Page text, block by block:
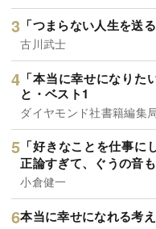
「つまらない人生を送
古川武士
「本当に幸せになり
と・ベスト1
ダイヤモンド社書籍編集
「好きなことを仕事
正論すぎて、ぐうの音
小倉健一
本当に幸せになれる考